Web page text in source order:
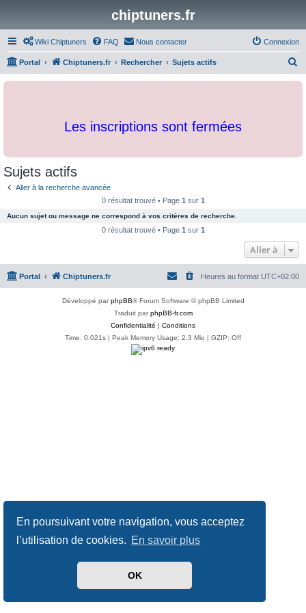
En poursuivant votre navigation, vous acceptez
l’utilisation de cookies. En savoir plus
OK
chiptuners.fr
Wiki Chiptuners FAQ Nous contacter Connexion
Portal Chiptuners.fr Rechercher Sujets actifs
c
Les inscriptions sont fermées
Sujets actifs
Aller à la recherche avancée
0 résultat trouvé • Page 1 sur 1
Aucun sujet ou message ne correspond à vos critères de recherche.
0 résultat trouvé • Page 1 sur 1
Aller à
Portal Chiptuners.fr Heures au format UTC+02:00
Développé parphpBB® Forum Software © phpBB Limited
Traduit parphpBB-fr.com
Confidentialité | Conditions
Time: 0.021s | Peak Memory Usage: 2.3 Mio | GZIP: Off